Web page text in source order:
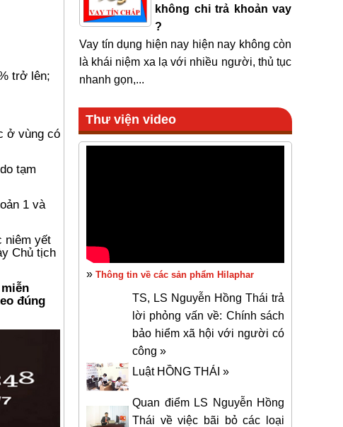
trở lên;
ở vùng có
tạm
1 và
niêm yết
Chủ tịch
đúng
không chi trả khoản vay
?
Vay tín dụng hiện nay hiện nay không còn
là khái niệm xa lạ với nhiều người, thủ tục
nhanh gọn,...
Thư viện video
» Thông tin về các sản phẩm Hilaphar
TS, LS Nguyễn Hồng Thái trả
lời phỏng vấn về: Chính sách
bảo hiểm xã hội với người có
công »
Luật HỒNG THÁI »
Quan điểm LS Nguyễn Hồng
Thái về việc bãi bỏ các loại